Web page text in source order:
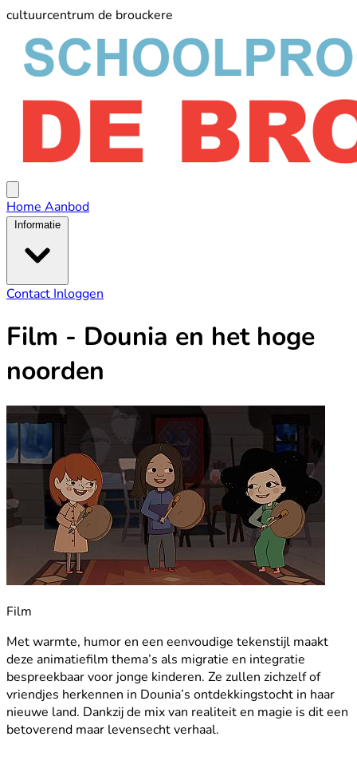
cultuurcentrum de brouckere
Broucker
menu
Home Aanbod
Informatie
Contact Inloggen
Film - Dounia en het hoge
noorden
Film
Met warmte, humor en een eenvoudige tekenstijl maakt
deze animatiefilm thema’s als migratie en integratie
bespreekbaar voor jonge kinderen. Ze zullen zichzelf of
vriendjes herkennen in Dounia’s ontdekkingstocht in haar
nieuwe land. Dankzij de mix van realiteit en magie is dit een
betoverend maar levensecht verhaal.